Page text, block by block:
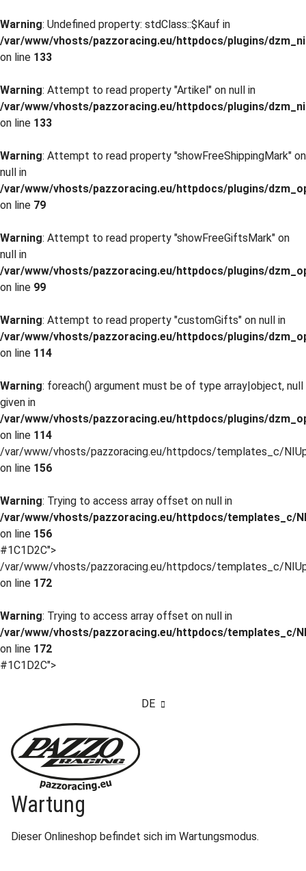
Warning: Undefined property: stdClass::$Kauf in
/var/www/vhosts/pazzoracing.eu/httpdocs/plugins/
on line 133
Warning: Attempt to read property "Artikel" on null in
/var/www/vhosts/pazzoracing.eu/httpdocs/plugins/
on line 133
Warning: Attempt to read property "showFreeShippingMark" on
null in
/var/www/vhosts/pazzoracing.eu/httpdocs/plugins/
on line 79
Warning: Attempt to read property "showFreeGiftsMark" on
null in
/var/www/vhosts/pazzoracing.eu/httpdocs/plugins/
on line 99
Warning: Attempt to read property "customGifts" on null in
/var/www/vhosts/pazzoracing.eu/httpdocs/plugins/
on line 114
Warning: foreach() argument must be of type array|object, null
given in
/var/www/vhosts/pazzoracing.eu/httpdocs/plugins/
on line 114
/var/www/vhosts/pazzoracing.eu/httpdocs/templates_c/
on line 156
Warning: Trying to access array offset on null in
/var/www/vhosts/pazzoracing.eu/httpdocs/templates_c/
on line 156
#1C1D2C">
/var/www/vhosts/pazzoracing.eu/httpdocs/templates_c/
on line 172
Warning: Trying to access array offset on null in
/var/www/vhosts/pazzoracing.eu/httpdocs/templates_c/
on line 172
#1C1D2C">
DE
Wartung
Dieser Onlineshop befindet sich im Wartungsmodus.